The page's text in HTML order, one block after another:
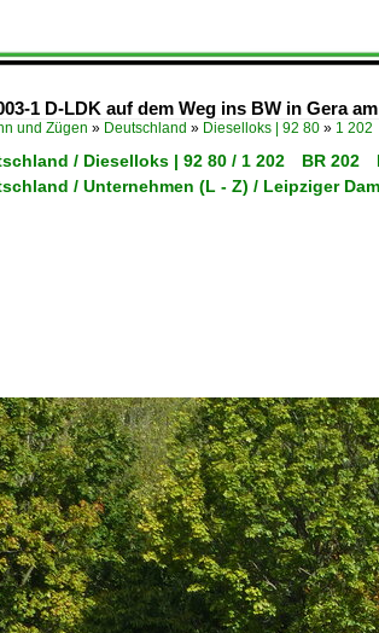
1 D-LDK auf dem Weg ins BW in Gera
und Zügen » Deutschland » Dieselloks | 92 80 » 1
/ Dieselloks | 92 80 / 1 202 BR 202
/ Unternehmen (L - Z) / Leipziger